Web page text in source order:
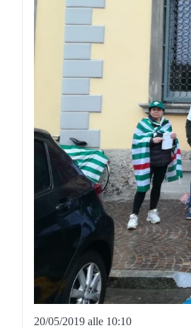
20/05/2019 alle 10:10